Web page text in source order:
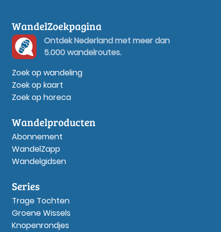
WandelZoekpagina
Ontdek Nederland met meer dan
5.000 wandelroutes.
Zoek op wandeling
Zoek op kaart
Zoek op horeca
Wandelproducten
Abonnement
WandelZapp
Wandelgidsen
Series
Trage Tochten
Groene Wissels
Knopenrondjes